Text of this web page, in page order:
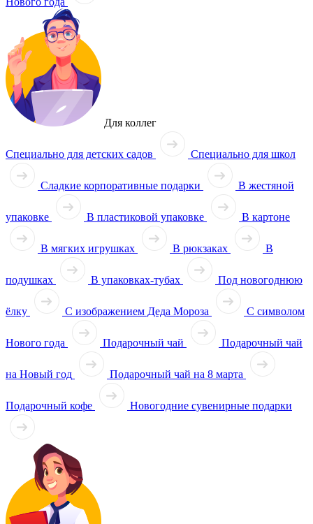
Для коллег
Специально для детских садов Специально для школ
Сладкие корпоративные подарки В жестяной
упаковке В пластиковой упаковке В картоне
В мягких игрушках В рюкзаках В
подушках В упаковках-тубах Под новогоднюю
ёлку С изображением Деда Мороза С символом
Нового года Подарочный чай Подарочный чай
на Новый год Подарочный чай на 8 марта
Подарочный кофе Новогодние сувенирные подарки